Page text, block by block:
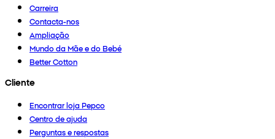
Carreira
Contacta-nos
Ampliação
Mundo da Mãe e do Bebé
Better Cotton
Cliente
Encontrar loja Pepco
Centro de ajuda
Perguntas e respostas